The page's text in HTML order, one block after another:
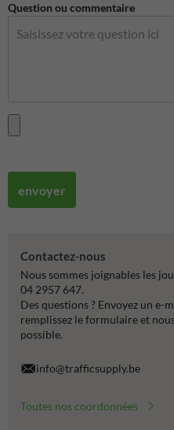
Question ou commentaire
envoyer
Contactez-nous
Nous sommes joignables les
04 2957 647.
Des questions ? Envoyez un e-
remplissez le formulaire et
possible.
info@trafficsupply.be
Toutes nos coordonnées